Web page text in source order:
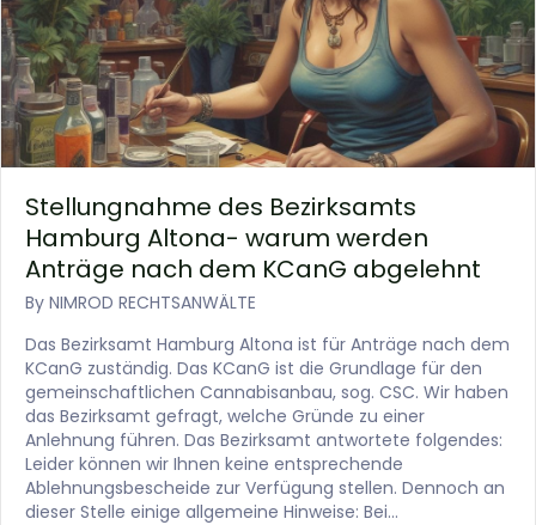
Stellungnahme des Bezirksamts
Hamburg Altona- warum werden
Anträge nach dem KCanG abgelehnt
By NIMROD RECHTSANWÄLTE
Das Bezirksamt Hamburg Altona ist für Anträge nach dem
KCanG zuständig. Das KCanG ist die Grundlage für den
gemeinschaftlichen Cannabisanbau, sog. CSC. Wir haben
das Bezirksamt gefragt, welche Gründe zu einer
Anlehnung führen. Das Bezirksamt antwortete folgendes:
Leider können wir Ihnen keine entsprechende
Ablehnungsbescheide zur Verfügung stellen. Dennoch an
dieser Stelle einige allgemeine Hinweise: Bei…